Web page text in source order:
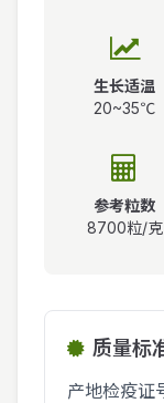
生长适温
20~35℃
参考粒数
8700粒/克
质量标
产地检疫